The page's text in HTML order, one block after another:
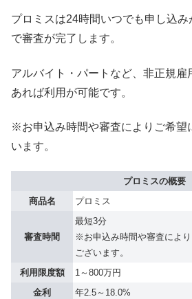
プロミスは24時間いつでも申し込
で審査が完了します。
アルバイト・パートなど、非正規雇
あれば利用が可能です。
※お申込み時間や審査によりご希望
います。
プロミスの概要
商品名
プロミス
審査時間
最短3分
※お申込み時間や審査によ
ございます。
利用限度額
1～800万円
金利
年2.5～18.0%